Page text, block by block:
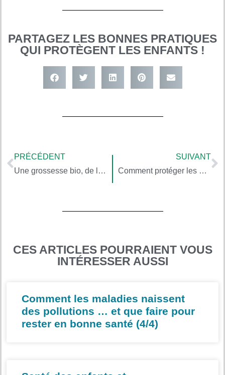
PARTAGEZ LES BONNES PRATIQUES
QUI PROTÈGENT LES ENFANTS !
PRÉCÉDENT
Une grossesse bio, de la conception vers la naissance
SUIVANT
Comment protéger les enfants et les femmes enceintes des polluants issus des cosmétiques
CES ARTICLES POURRAIENT VOUS
INTÉRESSER AUSSI
Comment les maladies naissent
des pollutions … et que faire pour
rester en bonne santé (4/4)